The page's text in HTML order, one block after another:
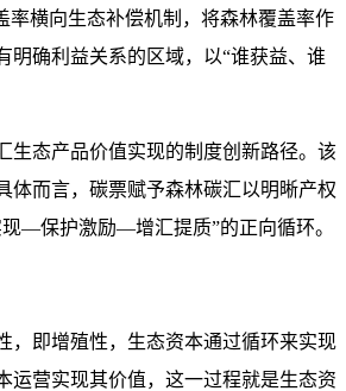
率横向生态补偿机制，将森林覆盖率作
确利益关系的区域，以“谁获益、谁
生态产品价值实现的制度创新路径。该
体而言，碳票赋予森林碳汇以明晰产权
—保护激励—增汇提质”的正向循环。
，即增殖性，生态资本通过循环来实现
运营实现其价值，这一过程就是生态资